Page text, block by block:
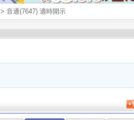
> 音通(7647) 適時開示